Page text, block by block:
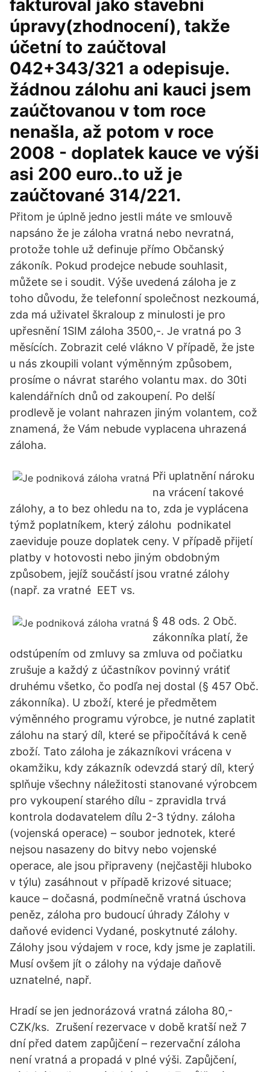
fakturoval jako stavební
úpravy(zhodnocení), takže
účetní to zaúčtoval
042+343/321 a odepisuje.
žádnou zálohu ani kauci jsem
zaúčtovanou v tom roce
nenašla, až potom v roce
2008 - doplatek kauce ve výši
asi 200 euro..to už je
zaúčtované 314/221.
Přitom je úplně jedno jestli máte ve smlouvě
napsáno že je záloha vratná nebo nevratná,
protože tohle už definuje přímo Občanský
zákoník. Pokud prodejce nebude souhlasit,
můžete se i soudit. Výše uvedená záloha je z
toho důvodu, že telefonní společnost nezkoumá,
zda má uživatel škraloup z minulosti je pro
upřesnění 1SIM záloha 3500,-. Je vratná po 3
měsících. Zobrazit celé vlákno V případě, že jste
u nás zkoupili volant výměnným způsobem,
prosíme o návrat starého volantu max. do 30ti
kalendářních dnů od zakoupení. Po delší
prodlevě je volant nahrazen jiným volantem, což
znamená, že Vám nebude vyplacena uhrazená
záloha.
Při uplatnění nároku
na vrácení takové
zálohy, a to bez ohledu na to, zda je vyplácena
týmž poplatníkem, který zálohu podnikatel
zaeviduje pouze doplatek ceny. V případě přijetí
platby v hotovosti nebo jiným obdobným
způsobem, jejíž součástí jsou vratné zálohy
(např. za vratné EET vs.
§ 48 ods. 2 Obč.
zákonníka platí, že
odstúpením od zmluvy sa zmluva od počiatku
zrušuje a každý z účastníkov povinný vrátiť
druhému všetko, čo podľa nej dostal (§ 457 Obč.
zákonníka). U zboží, které je předmětem
výměnného programu výrobce, je nutné zaplatit
zálohu na starý díl, které se připočítává k ceně
zboží. Tato záloha je zákazníkovi vrácena v
okamžiku, kdy zákazník odevzdá starý díl, který
splňuje všechny náležitosti stanované výrobcem
pro vykoupení starého dílu - zpravidla trvá
kontrola dodavatelem dílu 2-3 týdny. záloha
(vojenská operace) – soubor jednotek, které
nejsou nasazeny do bitvy nebo vojenské
operace, ale jsou připraveny (nejčastěji hluboko
v týlu) zasáhnout v případě krizové situace;
kauce – dočasná, podmínečně vratná úschova
peněz, záloha pro budoucí úhrady Zálohy v
daňové evidenci Vydané, poskytnuté zálohy.
Zálohy jsou výdajem v roce, kdy jsme je zaplatili.
Musí ovšem jít o zálohy na výdaje daňově
uznatelné, např.
Hradí se jen jednorázová vratná záloha 80,-
CZK/ks. ­ Zrušení rezervace v době kratší než 7
dní před datem zapůjčení – rezervační záloha
není vratná a propadá v plné výši. Zapůjčení,